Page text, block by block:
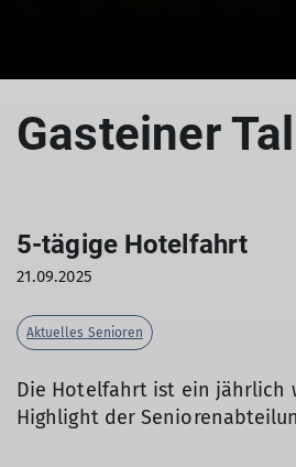
Gasteiner Tal
5-tägige Hotelfahrt
21.09.2025
Aktuelles Senioren
Die Hotelfahrt ist ein jährlich
Highlight der